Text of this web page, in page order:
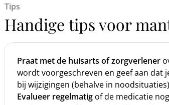
Tips
Handige tips voor
Praat met de huisarts of zorgverlener
wordt voorgeschreven en geef aan dat
bij wijzigingen (behalve in
Evalueer regelmatigof de medicatie